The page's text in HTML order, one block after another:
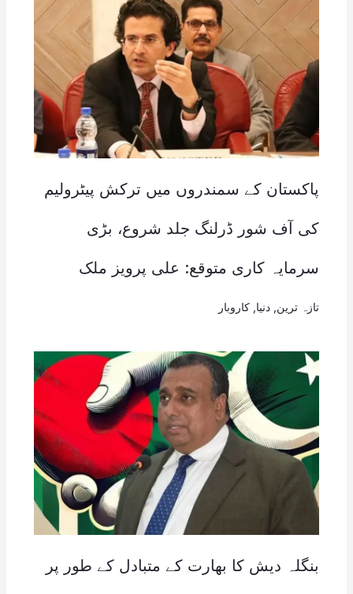
پاکستان کے سمندروں میں ترکش پیٹرولیم
کی آف شور ڈرلنگ جلد شروع، بڑی
سرمایہ کاری متوقع: علی پرویز ملک
تازہ ترین دنیا کاروبار
بنگلہ دیش کا بھارت کے متبادل کے طور پر